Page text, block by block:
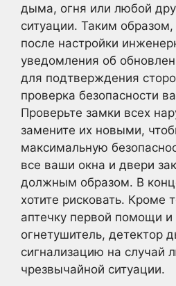
дыма, огня или любой
ситуации. Таким
после настройки
уведомления об
для подтверждения
проверка безопасности
Проверьте замки всех
замените их новыми,
максимальную
все ваши окна и двери
должным образом. В
хотите рисковать. Кроме
аптечку первой помощи и
огнетушитель, детектор
сигнализацию на случай
чрезвычайной ситуации.